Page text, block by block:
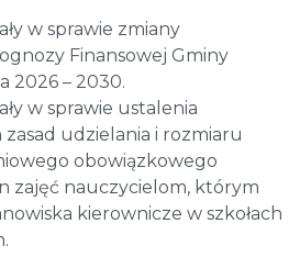
w sprawie zmiany
Finansowej Gminy
2026 – 2030.
w sprawie ustalenia
zasad udzielania i rozmiaru
obowiązkowego
zajęć nauczycielom, którym
kierownicze w szkołach